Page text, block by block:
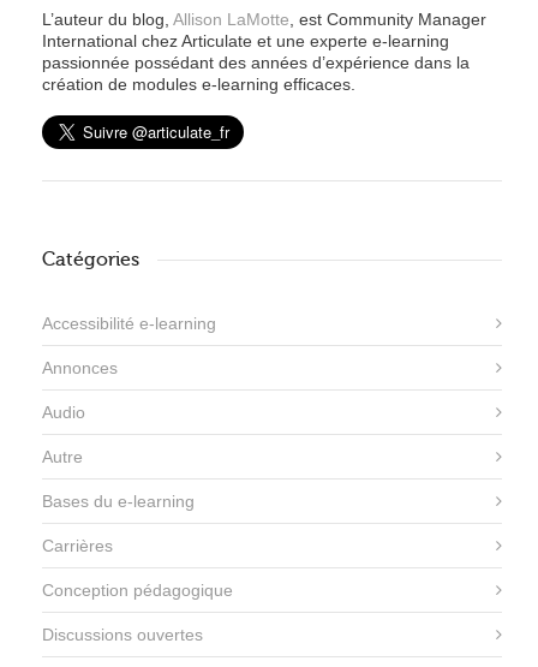
L’auteur du blog, Allison LaMotte , est Community Manager
International chez Articulate et une experte e-learning
passionnée possédant des années d’expérience dans la
création de modules e-learning efficaces.
Catégories
Accessibilité e-learning
Annonces
Audio
Autre
Bases du e-learning
Carrières
Conception pédagogique
Discussions ouvertes